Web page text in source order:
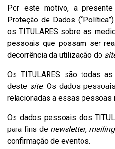
Por este motivo, a
Proteção de Dados
os TITULARES sobre as
pessoais que possam ser
decorrência da utilização do
Os TITULARES são todas
deste site. Os dados
relacionadas a essas pessoas
Os dados pessoais dos
para fins de newsletter, mailing
confirmação de eventos.